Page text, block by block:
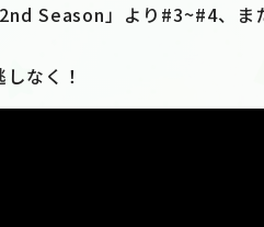
Season」より#3~#4、
なく！